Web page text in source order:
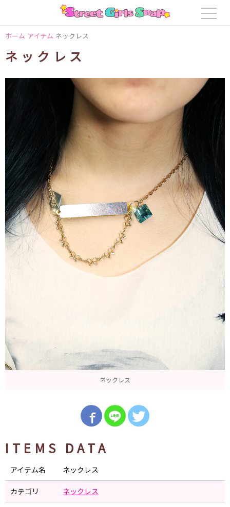
ホーム アイテム ネックレス
ネックレス
ネックレス
ITEMS DATA
アイテム名 ネックレス
カテゴリ ネックレス